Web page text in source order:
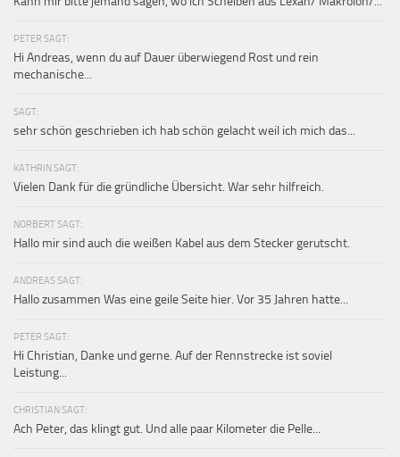
PETER SAGT:
Hi Andreas, wenn du auf Dauer überwiegend Rost und rein
mechanische...
SAGT:
sehr schön geschrieben ich hab schön gelacht weil ich mich das...
KATHRIN SAGT:
Vielen Dank für die gründliche Übersicht. War sehr hilfreich.
NORBERT SAGT:
Hallo mir sind auch die weißen Kabel aus dem Stecker gerutscht.
ANDREAS SAGT:
Hallo zusammen Was eine geile Seite hier. Vor 35 Jahren hatte...
PETER SAGT:
Hi Christian, Danke und gerne. Auf der Rennstrecke ist soviel
Leistung...
CHRISTIAN SAGT:
Ach Peter, das klingt gut. Und alle paar Kilometer die Pelle...